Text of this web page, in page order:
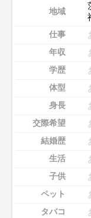
地域
仕事
年収
学歴
体型
身長
交際希望
結婚歴
生活
子供
ペット
タバコ